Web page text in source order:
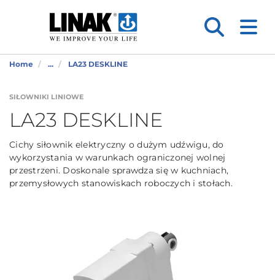
Home ... LA23 DESKLINE
SIŁOWNIKI LINIOWE
LA23 DESKLINE
Cichy siłownik elektryczny o dużym udźwigu, do
wykorzystania w warunkach ograniczonej wolnej
przestrzeni. Doskonale sprawdza się w kuchniach,
przemysłowych stanowiskach roboczych i stołach.